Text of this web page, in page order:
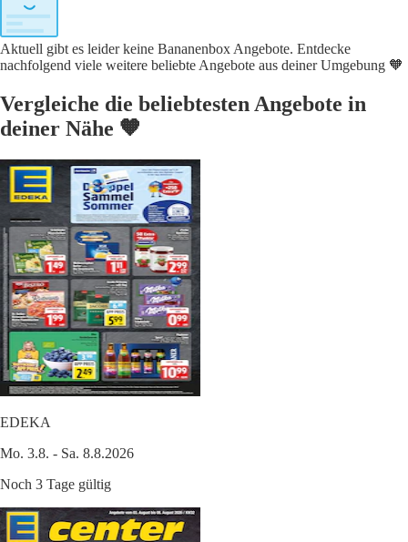
Aktuell gibt es leider keine Bananenbox Angebote. Entdecke
nachfolgend viele weitere beliebte Angebote aus deiner Umgebung 🧡
Vergleiche die beliebtesten Angebote in
deiner Nähe 🧡
EDEKA
Mo. 3.8. - Sa. 8.8.2026
Noch 3 Tage gültig